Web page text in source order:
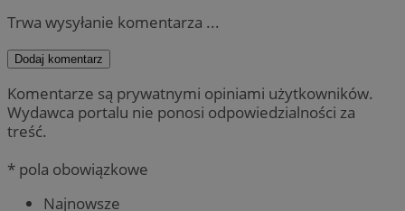
Trwa wysyłanie komentarza ...
Dodaj komentarz
Komentarze są prywatnymi opiniami użytkowników.
Wydawca portalu nie ponosi odpowiedzialności za
treść.
* pola obowiązkowe
Najnowsze